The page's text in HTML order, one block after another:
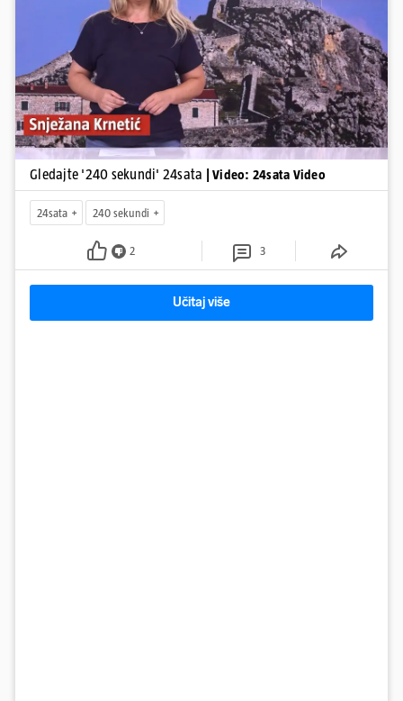
Pokretanje videa...
Gledajte '240 sekundi' 24sata | Video: 24sata Video
24sata 240 sekundi
2 3
Učitaj više